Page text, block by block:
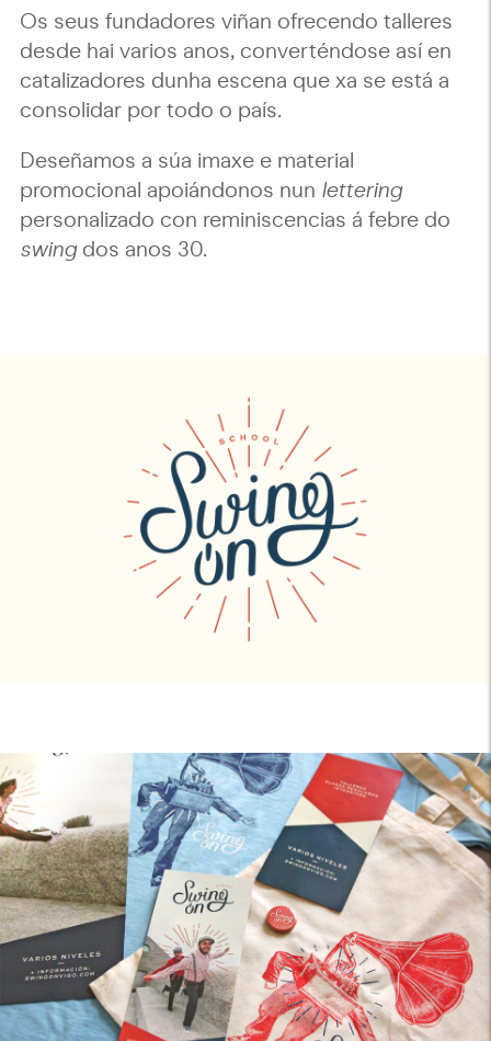
Os seus fundadores viñan ofrecendo talleres
desde hai varios anos, converténdose así en
catalizadores dunha escena que xa se está a
consolidar por todo o país.
Deseñamos a súa imaxe e material
promocional apoiándonos nun lettering
personalizado con reminiscencias á febre do
swingdos anos 30.